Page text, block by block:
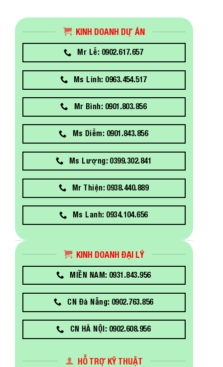
KINH DOANH DỰ ÁN
Mr Lễ: 0902.617.657
Ms Linh: 0963.454.517
Mr Bình: 0901.803.856
Ms Diễm: 0901.843.856
Ms Lượng: 0399.302.841
Mr Thiện: 0938.440.889
Ms Lanh: 0934.104.656
KINH DOANH ĐẠI LÝ
MIỀN NAM: 0931.843.956
CN Đà Nẵng: 0902.763.856
CN HÀ NỘI: 0902.608.956
HỖ TRỢ KỸ THUẬT